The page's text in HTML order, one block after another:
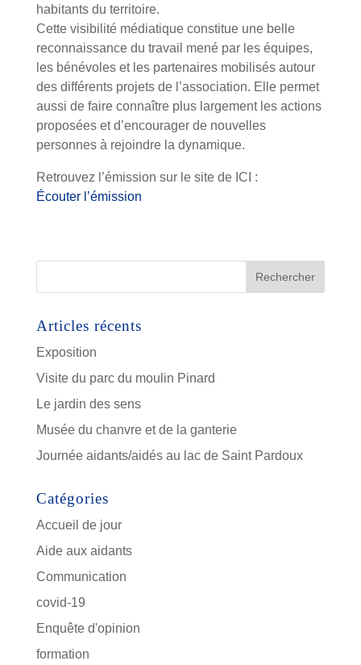
habitants du territoire.
Cette visibilité médiatique constitue une belle
reconnaissance du travail mené par les équipes,
les bénévoles et les partenaires mobilisés autour
des différents projets de l’association. Elle permet
aussi de faire connaître plus largement les actions
proposées et d’encourager de nouvelles
personnes à rejoindre la dynamique.
Retrouvez l’émission sur le site de ICI :
Écouter l’émission
Articles récents
Exposition
Visite du parc du moulin Pinard
Le jardin des sens
Musée du chanvre et de la ganterie
Journée aidants/aidés au lac de Saint Pardoux
Catégories
Accueil de jour
Aide aux aidants
Communication
covid-19
Enquête d'opinion
formation